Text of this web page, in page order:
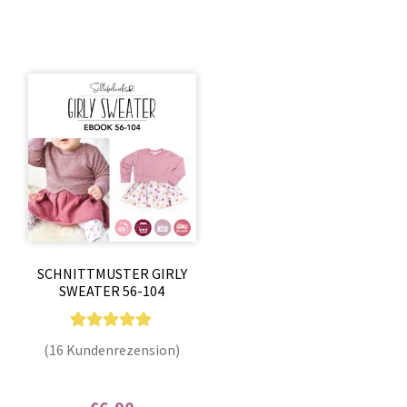
SCHNITTMUSTER GIRLY
SWEATER 56-104
(16 Kundenrezension)